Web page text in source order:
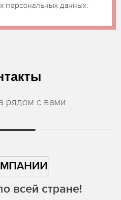
персональных данных.
рядом с вами
всей стране!